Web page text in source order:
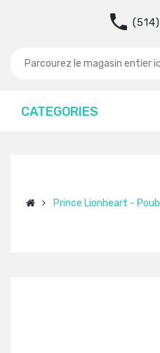
CATEGORIES
Prince Lionheart -